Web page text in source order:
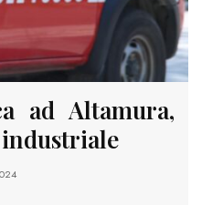
ad Altamura,